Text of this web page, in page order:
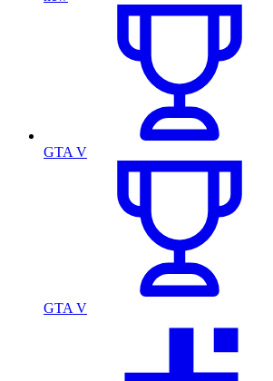
GTA V
GTA V